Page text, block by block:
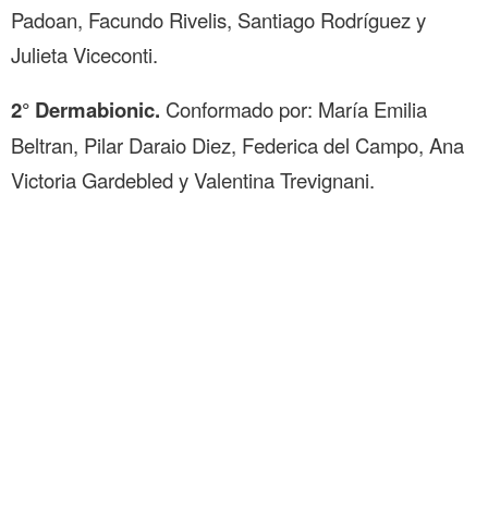
Padoan, Facundo Rivelis, Santiago Rodríguez y
Julieta Viceconti.
2° Dermabionic. Conformado por: María Emilia
Beltran, Pilar Daraio Diez, Federica del Campo, Ana
Victoria Gardebled y Valentina Trevignani.